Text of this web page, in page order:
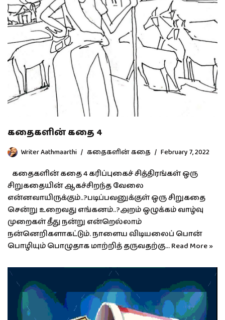
கதைகளின் கதை 4
Writer Aathmaarthi கதைகளின் கதை February 7, 2022
கதைகளின் கதை 4 கரிப்புகைச் சித்திரங்கள் ஒரு
சிறுகதையின் ஆகச்சிறந்த வேலை
என்னவாயிருக்கும்..?படிப்பவனுக்குள் ஒரு சிறுகதை
சென்று உறைவது எங்கனம்..?அறம் ஒழுக்கம் வாழ்வு
முறைகள் தீது நன்று என்றெல்லாம்
நன்னெறிகளாகட்டும். நாளைய விடியலைப் பொன்
பொழியும் பொழுதாக மாற்றித் தருவதற்கு…Read More »